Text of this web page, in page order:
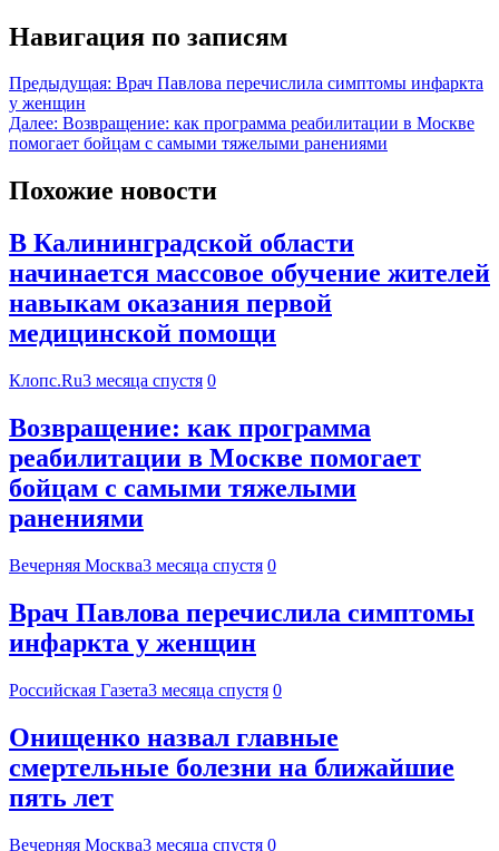
Навигация по записям
Предыдущая: Врач Павлова перечислила симптомы инфаркта
у женщин
Далее: Возвращение: как программа реабилитации в Москве
помогает бойцам с самыми тяжелыми ранениями
Похожие новости
В Калининградской области
начинается массовое обучение жителей
навыкам оказания первой
медицинской помощи
Клопс.Ru3 месяца спустя 0
Возвращение: как программа
реабилитации в Москве помогает
бойцам с самыми тяжелыми
ранениями
Вечерняя Москва3 месяца спустя 0
Врач Павлова перечислила симптомы
инфаркта у женщин
Российская Газета3 месяца спустя 0
Онищенко назвал главные
смертельные болезни на ближайшие
пять лет
Вечерняя Москва3 месяца спустя 0